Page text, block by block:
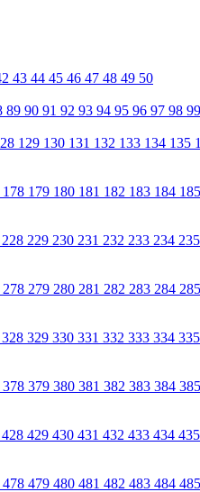
43 44 45 46 47 48 49 50
89 90 91 92 93 94 95 96 97 98 99
129 130 131 132 133 134 135
178 179 180 181 182 183 184 185
228 229 230 231 232 233 234 235
278 279 280 281 282 283 284 285
328 329 330 331 332 333 334 335
378 379 380 381 382 383 384 385
428 429 430 431 432 433 434 435
478 479 480 481 482 483 484 485